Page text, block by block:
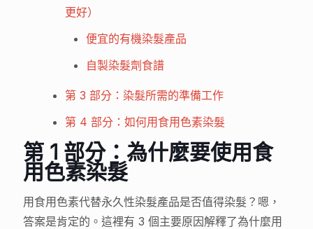
更好）
便宜的有機染髮產品
自製染髮劑食譜
第 3 部分：染髮所需的準備工作
第 4 部分：如何用食用色素染髮
第 1 部分：為什麼要使用食
用色素染髮
用食用色素代替永久性染髮產品是否值得染髮？嗯，
答案是肯定的。這裡有 3 個主要原因解釋了為什麼用